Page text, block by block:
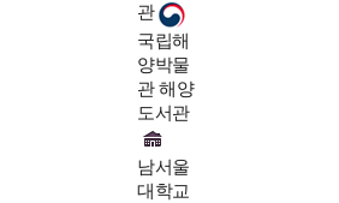
관
국립해
양박물
관 해양
도서관
남서울
대학교